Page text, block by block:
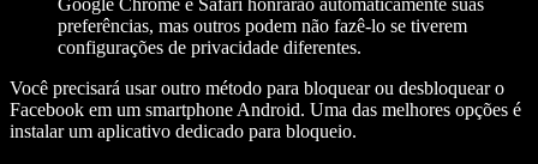
preferências, mas outros podem não fazê-lo se tiverem
configurações de privacidade diferentes.
Você precisará usar outro método para bloquear ou desbloquear o
Facebook em um smartphone Android. Uma das melhores opções é
instalar um aplicativo dedicado para bloqueio.